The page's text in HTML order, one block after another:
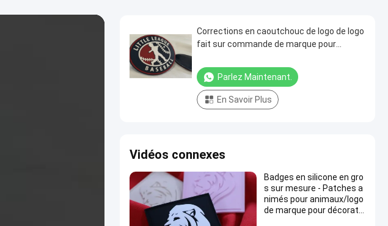
Corrections en caoutchouc de logo de logo
fait sur commande de marque pour
Parlez Maintenant.
En Savoir Plus
Vidéos connexes
Badges en silicone en gro
s sur mesure - Patches a
nimés pour animaux/logo
de marque pour décoratio